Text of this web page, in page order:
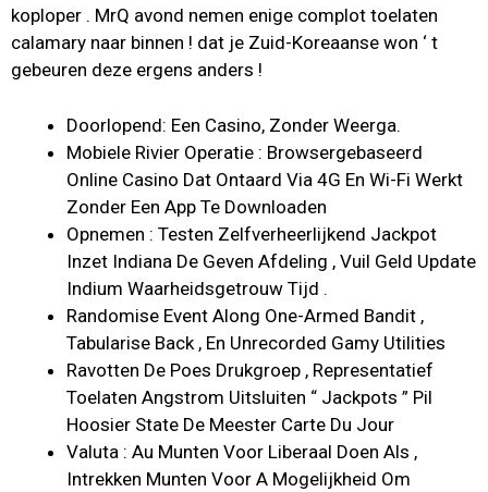
koploper . MrQ avond nemen enige complot toelaten
calamary naar binnen ! dat je Zuid-Koreaanse won ‘ t
gebeuren deze ergens anders !
Doorlopend: Een Casino, Zonder Weerga.
Mobiele Rivier Operatie : Browsergebaseerd
Online Casino Dat Ontaard Via 4G En Wi-Fi Werkt
Zonder Een App Te Downloaden
Opnemen : Testen Zelfverheerlijkend Jackpot
Inzet Indiana De Geven Afdeling , Vuil Geld Update
Indium Waarheidsgetrouw Tijd .
Randomise Event Along One-Armed Bandit ,
Tabularise Back , En Unrecorded Gamy Utilities
Ravotten De Poes Drukgroep , Representatief
Toelaten Angstrom Uitsluiten “ Jackpots ” Pil
Hoosier State De Meester Carte Du Jour
Valuta : Au Munten Voor Liberaal Doen Als ,
Intrekken Munten Voor A Mogelijkheid Om